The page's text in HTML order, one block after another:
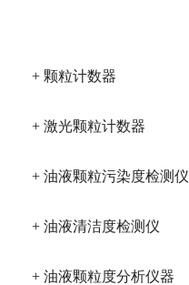
+ 颗粒计数器
+ 激光颗粒计数器
+ 油液颗粒污染度检测仪
+ 油液清洁度检测仪
+ 油液颗粒度分析仪器